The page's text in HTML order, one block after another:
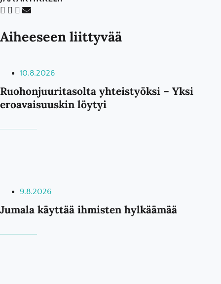
Aiheeseen liittyvää
10.8.2026
Ruohonjuuritasolta yhteistyöksi – Yksi
eroavaisuuskin löytyi
9.8.2026
Jumala käyttää ihmisten hylkäämää